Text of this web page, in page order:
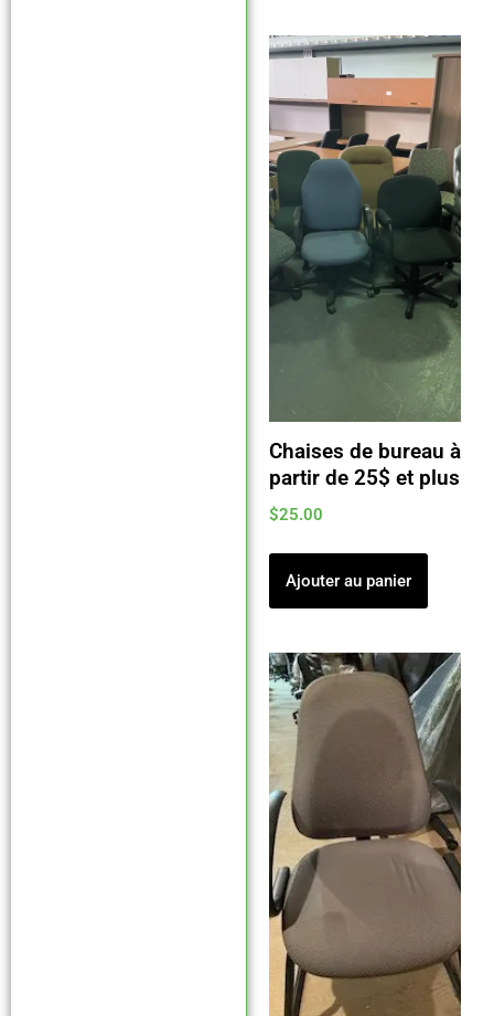
Chaises de bureau à
partir de 25$ et plus
$25.00
Ajouter au panier